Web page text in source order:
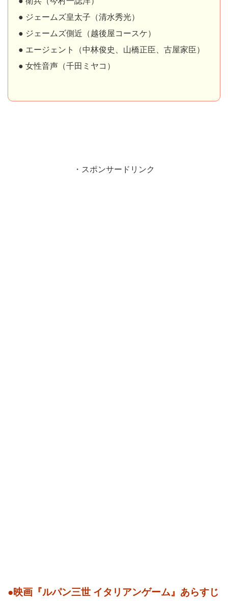
● ジェームズ皇太子（清水秀光）
● ジェームズ側近（越後屋コースケ）
● エージェント（中林俊史、山橋正臣、古屋家臣）
● 女性音声（千田ミヤコ）
・スポンサードリンク
●映画『ルパン三世 イタリアンゲーム』あらすじ